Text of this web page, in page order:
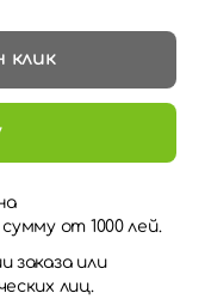
клик
от 1000 лей.
заказа или
лиц.